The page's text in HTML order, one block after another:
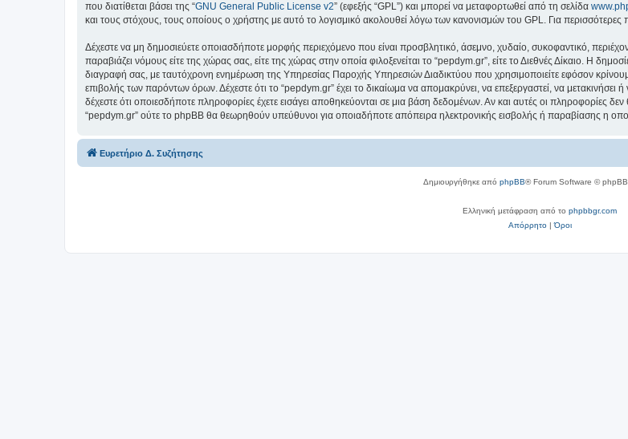
που διατίθεται βάσει της “GNU General Public License v2” (εφεξής “GPL”) και μπορεί να μεταφορτωθεί από τη σελίδα
και τους στόχους, τους οποίους ο χρήστης με αυτό το λογισμικό ακολουθεί λόγω των κανονισμών του GPL. Για
Δέχεστε να μη δημοσιεύετε οποιασδήποτε μορφής περιεχόμενο που είναι προσβλητικό, άσεμνο, χυδαίο, συκοφαντικό,
παραβιάζει νόμους είτε της χώρας σας, είτε της χώρας στην οποία φιλοξενείται το “pepdym.gr”, είτε το Διεθνές Δίκαιο. Η
διαγραφή σας, με ταυτόχρονη ενημέρωση της Υπηρεσίας Παροχής Υπηρεσιών Διαδικτύου που χρησιμοποιείτε εφόσον
επιβολής των παρόντων όρων. Δέχεστε ότι το “pepdym.gr” έχει το δικαίωμα να απομακρύνει, να επεξεργαστεί, να μετακινήσει
δέχεστε ότι οποιεσδήποτε πληροφορίες έχετε εισάγει αποθηκεύονται σε μια βάση δεδομένων. Αν και αυτές οι πληροφορίες
“pepdym.gr” ούτε το phpBB θα θεωρηθούν υπεύθυνοι για οποιαδήποτε απόπειρα ηλεκτρονικής εισβολής ή παραβίασης η
Ευρετήριο Δ. Συζήτησης
Δημιουργήθηκε από phpBB® Forum Software ©
Ελληνική μετάφραση από το phpbbgr.com
Απόρρητο|Όροι